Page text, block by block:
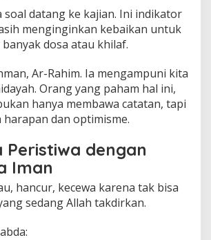
soal datang ke kajian. Ini indikator
menginginkan kebaikan untuk
dosa atau khilaf.
Ar-Rahim. Ia mengampuni kita
Orang yang paham hal ini,
hanya membawa catatan, tapi
dan optimisme.
Peristiwa dengan
Iman
hancur, kecewa karena tak bisa
sedang Allah takdirkan.